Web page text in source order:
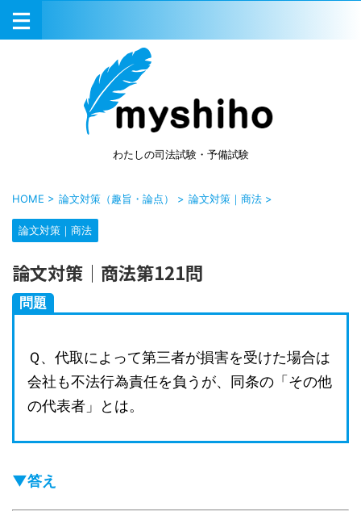
わたしの司法試験・予備試験
HOME > 論文対策（趣旨・論点） > 論文対策｜商法 >
論文対策｜商法
論文対策｜商法第121問
問題
Ｑ、代取によって第三者が損害を受けた場合は
会社も不法行為責任を負うが、同条の「その他
の代表者」とは。
▼答え